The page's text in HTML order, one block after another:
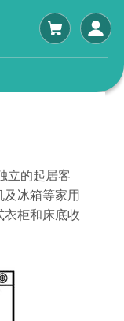
立的起居客
冰箱等家用
柜和床底收